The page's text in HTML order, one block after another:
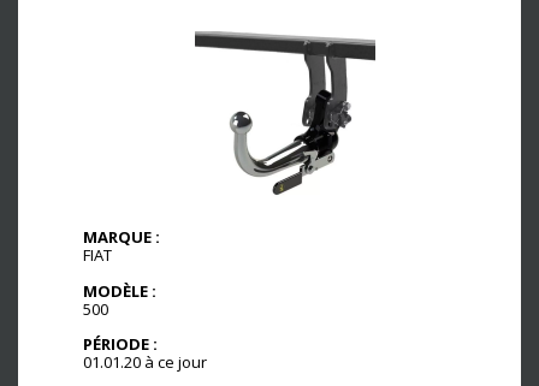
MARQUE :
FIAT
MODÈLE :
500
PÉRIODE :
01.01.20 à ce jour